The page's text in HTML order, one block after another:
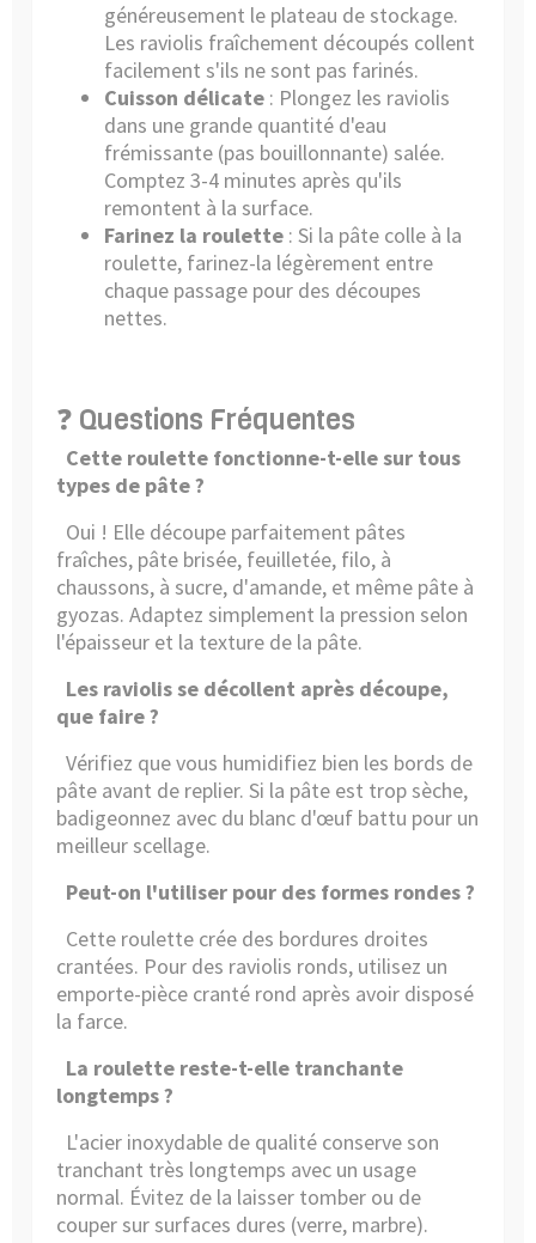
généreusement le plateau de stockage.
Les raviolis fraîchement découpés collent
facilement s'ils ne sont pas farinés.
Cuisson délicate : Plongez les raviolis
dans une grande quantité d'eau
frémissante (pas bouillonnante) salée.
Comptez 3-4 minutes après qu'ils
remontent à la surface.
Farinez la roulette : Si la pâte colle à la
roulette, farinez-la légèrement entre
chaque passage pour des découpes
nettes.
❓ Questions Fréquentes
Cette roulette fonctionne-t-elle sur tous
types de pâte ?
Oui ! Elle découpe parfaitement pâtes
fraîches, pâte brisée, feuilletée, filo, à
chaussons, à sucre, d'amande, et même pâte à
gyozas. Adaptez simplement la pression selon
l'épaisseur et la texture de la pâte.
Les raviolis se décollent après découpe,
que faire ?
Vérifiez que vous humidifiez bien les bords de
pâte avant de replier. Si la pâte est trop sèche,
badigeonnez avec du blanc d'œuf battu pour un
meilleur scellage.
Peut-on l'utiliser pour des formes rondes ?
Cette roulette crée des bordures droites
crantées. Pour des raviolis ronds, utilisez un
emporte-pièce cranté rond après avoir disposé
la farce.
La roulette reste-t-elle tranchante
longtemps ?
L'acier inoxydable de qualité conserve son
tranchant très longtemps avec un usage
normal. Évitez de la laisser tomber ou de
couper sur surfaces dures (verre, marbre).